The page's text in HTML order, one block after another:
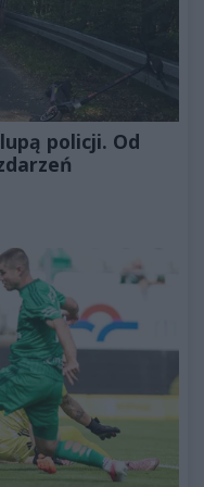
policji. Od